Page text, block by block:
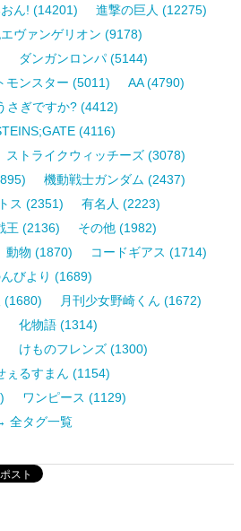
ん! (14201)
進撃の巨人 (12275)
ヴァンゲリオン (9178)
ダンガンロンパ (5144)
モンスター (5011)
AA (4790)
さぎですか? (4412)
(4116)
ストライクウィッチーズ (3078)
機動戦士ガンダム (2437)
ス (2351)
有名人 (2223)
王 (2136)
その他 (1982)
動物 (1870)
コードギアス (1714)
びより (1689)
(1680)
月刊少女野崎くん (1672)
化物語 (1314)
けものフレンズ (1300)
ぇるすまん (1154)
ワンピース (1129)
全タグ一覧